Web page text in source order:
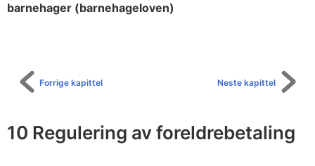
barnehager (barnehageloven)
Neste kapittel
Forrige kapittel
10 Regulering av foreldrebetaling